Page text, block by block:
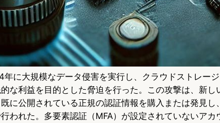
に大規模なデータ侵害を実行し、クラウドストレー
な利益を目的とした脅迫を行った。この攻撃は、新し
に公開されている正規の認証情報を購入または発見し
われた。多要素認証（MFA）が設定されていないアカ